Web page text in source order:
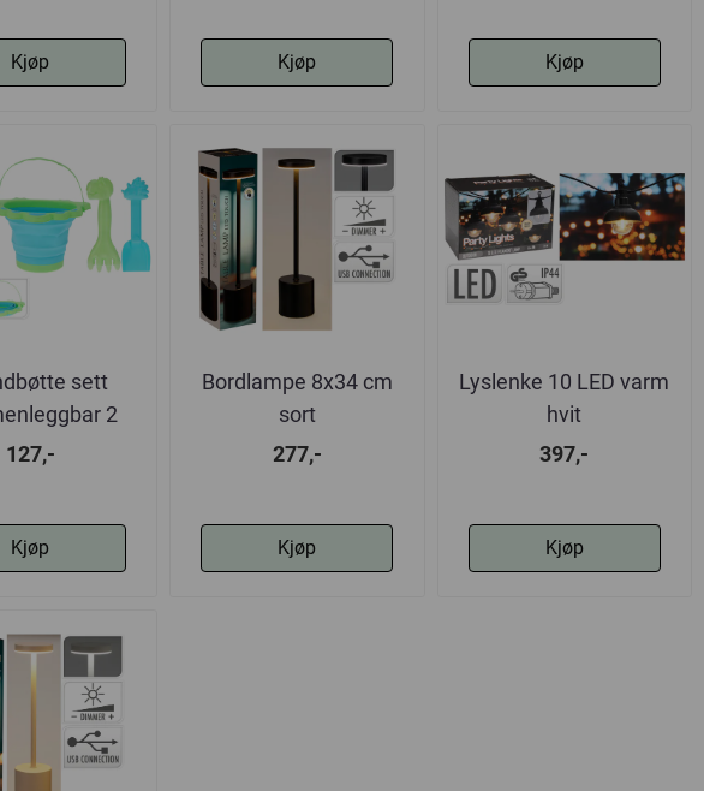
Kjøp Kjøp Kjøp
sett
2
varianter
127,-
Kjøp
Bordlampe 8x34 cm
sort
277,-
Kjøp
Lyslenke 10 LED varm
hvit
397,-
Kjøp